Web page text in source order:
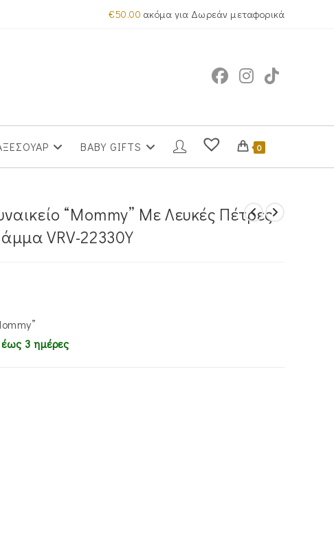
€50.00 ακόμα για Δωρεάν μεταφορικά
BABY GIFTS 0
“Mommy” Με Λευκές Πέτρες
VRV-22330Y
3 ημέρες